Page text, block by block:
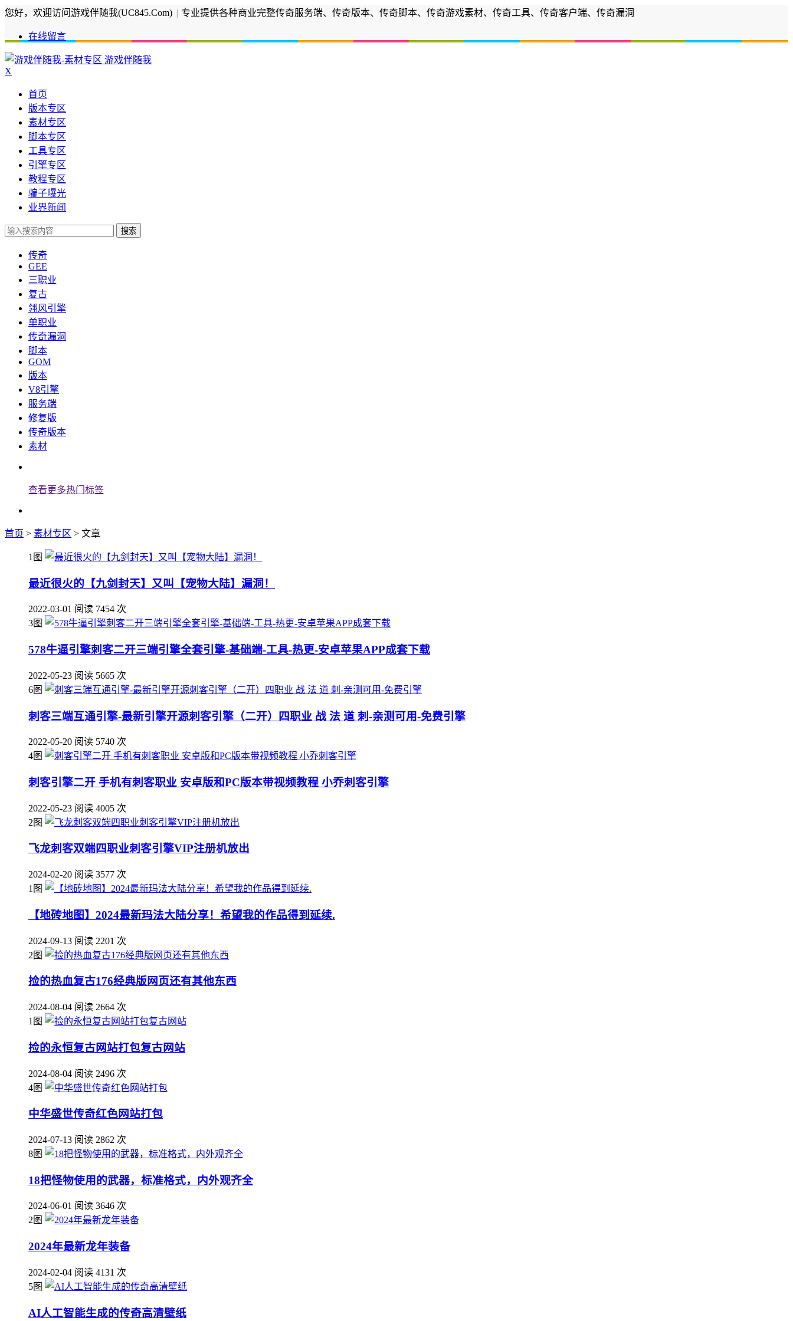
您好，欢迎访问游戏伴随我(UC845.Com) | 专业提供各种商业完整传奇服务端、传奇版本、传奇脚本、传奇游戏素材、传奇工具、传奇客户端、传奇漏洞
在线留言
游戏伴随我
X
首页
版本专区
素材专区
脚本专区
工具专区
引擎专区
教程专区
骗子曝光
业界新闻
搜索
传奇
GEE
三职业
复古
翎风引擎
单职业
传奇漏洞
脚本
GOM
版本
V8引擎
服务端
修复版
传奇版本
素材
查看更多热门标签
首页 > 素材专区 > 文章
1图
最近很火的【九剑封天】又叫【宠物大陆】漏洞！
2022-03-01 阅读 7454 次
3图
578牛逼引擎刺客二开三端引擎全套引擎-基础端-工具-热更-安卓苹果APP成套下载
2022-05-23 阅读 5665 次
6图
刺客三端互通引擎-最新引擎开源刺客引擎（二开）四职业 战 法 道 刺-亲测可用-免费引擎
2022-05-20 阅读 5740 次
4图
刺客引擎二开 手机有刺客职业 安卓版和PC版本带视频教程 小乔刺客引擎
2022-05-23 阅读 4005 次
2图
飞龙刺客双端四职业刺客引擎VIP注册机放出
2024-02-20 阅读 3577 次
1图
【地砖地图】2024最新玛法大陆分享！希望我的作品得到延续.
2024-09-13 阅读 2201 次
2图
捡的热血复古176经典版网页还有其他东西
2024-08-04 阅读 2664 次
1图
捡的永恒复古网站打包复古网站
2024-08-04 阅读 2496 次
4图
中华盛世传奇红色网站打包
2024-07-13 阅读 2862 次
8图
18把怪物使用的武器，标准格式，内外观齐全
2024-06-01 阅读 3646 次
2图
2024年最新龙年装备
2024-02-04 阅读 4131 次
5图
AI人工智能生成的传奇高清壁纸